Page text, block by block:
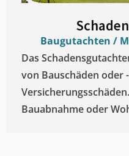
Baugutachten /
Das
von Bauschäden oder
Bauabnahme oder